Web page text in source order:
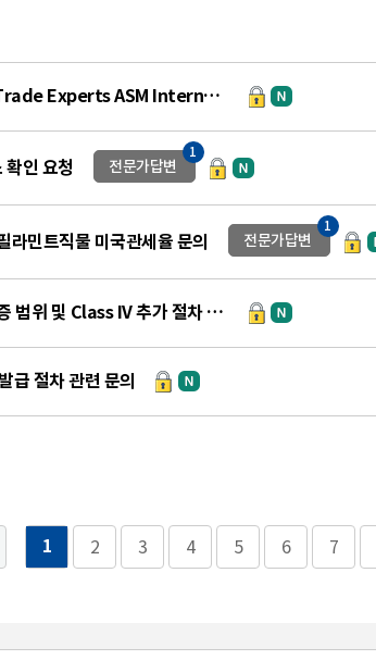
기업 실체 및 사기 의심 검증 요청 FMN Trade Experts ASM International 및 여권 진위 확인
확인 요청 전문가답변
1
라민트직물 미국관세율 문의 전문가답변
1
의료기기 인증 브라질ANVISA CBPF 인증 범위 및 Class IV 추가 절차 관련 문의
급 절차 관련 문의
1 2 3 4 5 6 7